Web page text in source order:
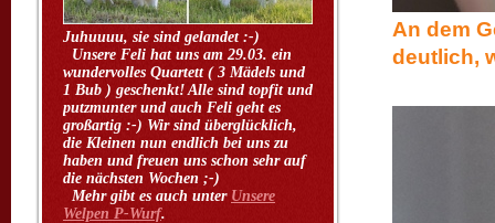
Juhuuuu, sie sind gelandet :-)
Unsere Feli hat uns am 29.03. ein
wundervolles Quartett ( 3 Mädels und
1 Bub ) geschenkt! Alle sind topfit und
putzmunter und auch Feli geht es
großartig :-) Wir sind überglücklich,
die Kleinen nun endlich bei uns zu
haben und freuen uns schon sehr auf
die nächsten Wochen ;-)
Mehr gibt es auch unter Unsere
Welpen P-Wurf.
An dem
deutlich,